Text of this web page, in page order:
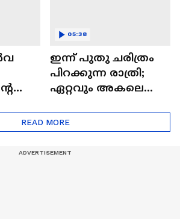
യാത്ര
ഇന്ന് പുതു ചരിത്രം
പിറക്കുന്ന രാത്രി;
ഏറ്റവും അകലെ
05:38
READ MORE